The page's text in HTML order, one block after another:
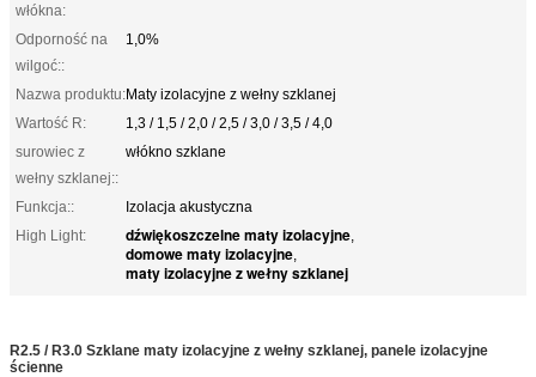
włókna:
Odporność na
wilgoć::
1,0%
Nazwa produktu:Maty izolacyjne z wełny szklanej
Wartość R:
1,3 / 1,5 / 2,0 / 2,5 / 3,0 / 3,5 / 4,0
surowiec z
wełny szklanej::
włókno szklane
Funkcja::
Izolacja akustyczna
High Light:
dźwiękoszczelne maty izolacyjne,
domowe maty izolacyjne,
maty izolacyjne z wełny szklanej
R2.5 / R3.0 Szklane maty izolacyjne z wełny szklanej, panele izolacyjne
ścienne